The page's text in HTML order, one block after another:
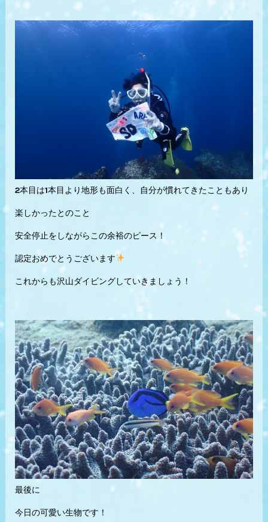
2本目は1本目より地形も面白く、自分が慣れてきたこともあり
楽しかったとのこと
安全停止をしながらこの余裕のピース！
認定おめでとうございます
これからも沢山ダイビングしていきましょう！
最後に
今日の可愛い生物です！